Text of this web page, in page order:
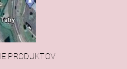
PRODUKTOV